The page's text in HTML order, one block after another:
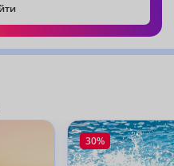
30%